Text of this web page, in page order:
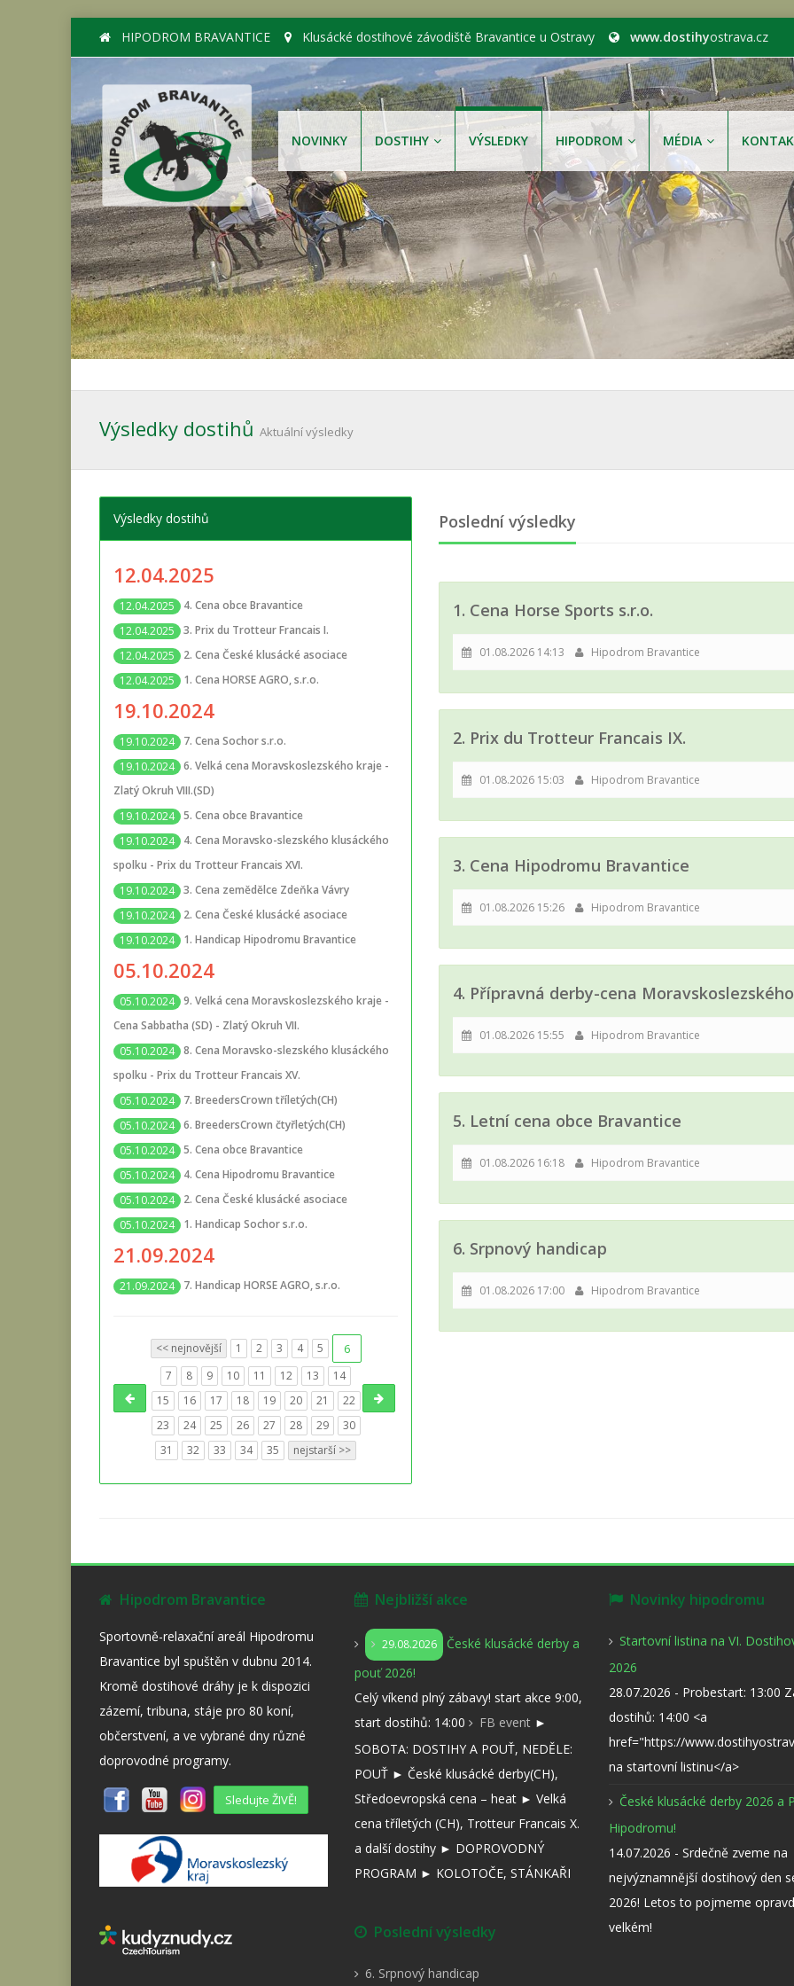
HIPODROM BRAVANTICE Klusácké dostihové závodiště Bravantice u Ostravy www.dostihyostrava.cz
NOVINKY DOSTIHY VÝSLEDKY HIPODROM MÉDIA
Výsledky dostihů Aktuální výsledky
Poslední výsledky
1. Cena Horse Sports s.r.o.
01.08.2026 14:13 Hipodrom Bravantice
2. Prix du Trotteur Francais IX.
01.08.2026 15:03 Hipodrom Bravantice
3. Cena Hipodromu Bravantice
01.08.2026 15:26 Hipodrom Bravantice
4. Přípravná derby-cena
01.08.2026 15:55 Hipodrom Bravantice
5. Letní cena obce Bravantice
01.08.2026 16:18 Hipodrom Bravantice
6. Srpnový handicap
01.08.2026 17:00 Hipodrom Bravantice
Výsledky dostihů
12.04.2025
12.04.2025
4. Cena obce Bravantice
12.04.2025
3. Prix du Trotteur Francais I.
12.04.2025
2. Cena České klusácké asociace
12.04.2025
1. Cena HORSE AGRO, s.r.o.
19.10.2024
19.10.2024
7. Cena Sochor s.r.o.
19.10.2024 6. Velká cena Moravskoslezského kraje -
Zlatý Okruh VIII.(SD)
19.10.2024 5. Cena obce Bravantice
19.10.2024
4. Cena Moravsko-slezského klusáckého
spolku - Prix du Trotteur Francais XVI.
19.10.2024 3. Cena zemědělce Zdeňka Vávry
19.10.2024
2. Cena České klusácké asociace
19.10.2024
1. Handicap Hipodromu Bravantice
05.10.2024
05.10.2024 9. Velká cena Moravskoslezského kraje -
Cena Sabbatha (SD) - Zlatý Okruh VII.
05.10.2024 8. Cena Moravsko-slezského klusáckého
spolku - Prix du Trotteur Francais XV.
05.10.2024
7. BreedersCrown tříletých(CH)
05.10.2024 6. BreedersCrown čtyřletých(CH)
05.10.2024 5. Cena obce Bravantice
05.10.2024
4. Cena Hipodromu Bravantice
05.10.2024
2. Cena České klusácké asociace
05.10.2024
1. Handicap Sochor s.r.o.
21.09.2024
21.09.2024 7. Handicap HORSE AGRO, s.r.o.
<< nejnovější 1 2 3 4 5 6
7 8 9 10 11 12 13
14
15
16 17 18 19 20 21
22
23
24 25 26 27 28 29
30
31
32 33 34 35 nejstarší >>
Hipodrom Bravantice
Sportovně-relaxační areál Hipodromu
Bravantice byl spuštěn v dubnu 2014.
Kromě dostihové dráhy je k dispozici
zázemí, tribuna, stáje pro 80 koní,
občerstvení, a ve vybrané dny různé
doprovodné programy.
Sledujte ŽIVĚ!
Nejbližší akce
29.08.2026
České klusácké derby a
pouť 2026!
Celý víkend plný zábavy! start akce 9:00,
start dostihů: 14:00
FB event►
SOBOTA: DOSTIHY A POUŤ, NEDĚLE:
POUŤ ► České klusácké derby(CH),
Středoevropská cena – heat ► Velká
cena tříletých (CH), Trotteur Francais X.
a další dostihy ► DOPROVODNÝ
PROGRAM ► KOLOTOČE, STÁNKAŘI
Poslední výsledky
6. Srpnový handicap
Novinky hipodromu
Startovní listina na VI.
2026
28.07.2026 - Probestart: 13:00
dostihů: 14:00 <a
href="https://
na startovní listinu</a>
České klusácké derby 2026 a
Hipodromu!
14.07.2026 - Srdečně zveme na
nejvýznamnější dostihový den
2026! Letos to pojmeme
velkém!